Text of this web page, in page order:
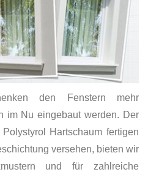
den Fenstern mehr
im Nu eingebaut werden. Der
Hartschaum fertigen
versehen, bieten wir
und für zahlreiche